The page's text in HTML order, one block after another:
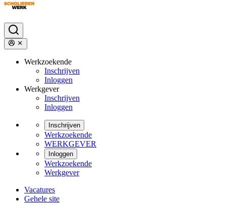
Werkzoekende
Inschrijven
Inloggen
Werkgever
Inschrijven
Inloggen
Inschrijven
Werkzoekende
WERKGEVER
Inloggen
Werkzoekende
Werkgever
Vacatures
Gehele site